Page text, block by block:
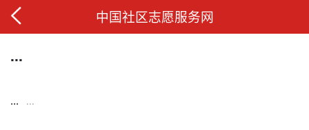
中国社区志愿服务网
...
... ...